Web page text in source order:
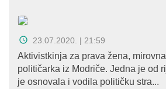
23.07.2020. | 21:59
Aktivistkinja za prava žena,
političarka iz Modriče. Jedna je od
je osnovala i vodila političku stra...